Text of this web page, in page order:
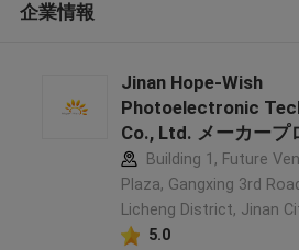
企業情報
Jinan Hope-Wish
Photoelectronic
Co., Ltd. メーカープ
ールBuilding 1, Future
Plaza, Gangxing 3rd
Licheng District, Jinan
5.0